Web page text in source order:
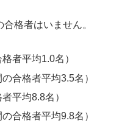
格者はいません。
者平均1.0名）
合格者平均3.5名）
平均8.8名）
合格者平均9.8名）